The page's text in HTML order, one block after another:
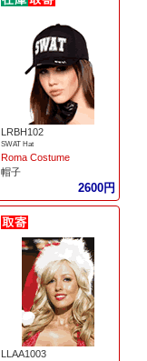
LRBH102
SWAT Hat
Roma Costume
帽子
2600円
LLAA1003